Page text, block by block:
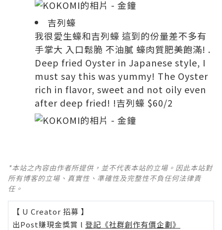
吉列蠔
我很愛生蠔和吉列蠔 這到的份量差不多有
手掌大 入口鬆脆 不油膩 蠔肉質肥美飽滿! .
Deep fried Oyster in Japanese style, I
must say this was yummy! The Oyster
rich in flavor, sweet and not oily even
after deep fried! !吉列蠔 $60/2
*本站之內容由作者所提供，並不代表本站的立場。因此本站對
所有博客的立場、真實性、準確性及完整性不負任何法律責
任。
【 U Creator 招募 】
出Post賺現金獎賞 l 登記《社群創作有價企劃》